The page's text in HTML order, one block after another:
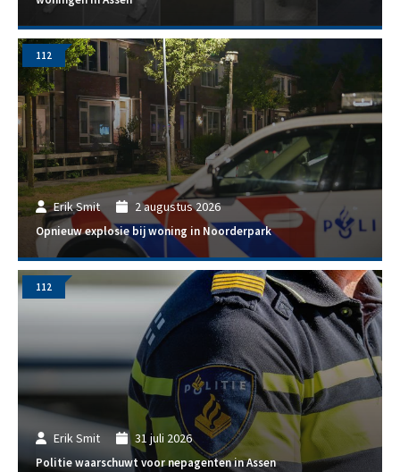
Erik Smit 2 augustus 2026
Opnieuw explosie bij woning in Noorderpark
112
Erik Smit 31 juli 2026
Politie waarschuwt voor nepagenten in Assen
112